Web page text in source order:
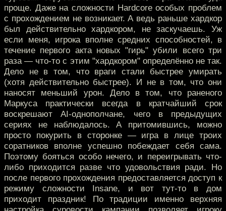
проще. Даже на сложности Hardcore особых проблем
с прохождением не возникает. А ведь раньше хардкор
был действительно хардкором, не заскучаешь. Уж
если меня, игрока вполне средних способностей, в
течение первого акта новых "гирь" убили всего три
раза — что-то с этим "хардкором" определённо не так.
Дело не в том, что враги стали быстрее умирать
(хотя действительно быстрее). И не в том, что они
наносят меньший урон. Дело в том, что раненого
Маркуса практически всегда в кратчайший срок
воскрешают AI-однополчане, чего в предыдущих
сериях не наблюдалось. А притомившись, можно
просто покурить в сторонке — игра в лице троих
соратников вполне успешно побеждает себя сама.
Поэтому бояться особо нечего, и переигрывать что-
либо приходится разве что удовольствия ради. Но
после первого прохождения предоставляется доступ к
режиму сложности Insane, и вот тут-то в дом
приходит праздник! По традиции именно верхняя